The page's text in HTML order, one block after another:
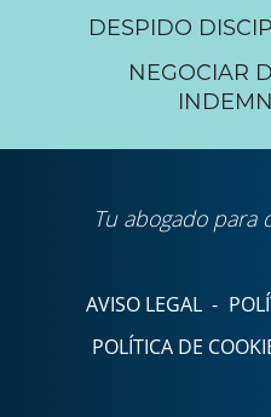
DESPIDO
NEGOCIAR
Tu abogado para
AVISO LEGAL -
POLÍTICA DE